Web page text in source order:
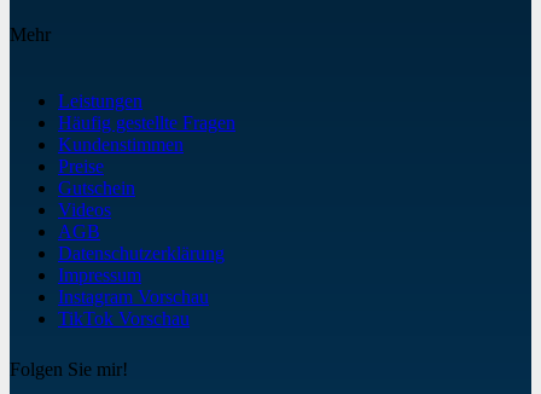
Mehr
Leistungen
Häufig gestellte Fragen
Kundenstimmen
Preise
Gutschein
Videos
AGB
Datenschutzerklärung
Impressum
Instagram Vorschau
TikTok Vorschau
Folgen Sie mir!